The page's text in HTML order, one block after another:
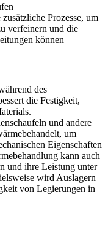
Prozesse, um
verfeinern und die
können
des
die Festigkeit,
und andere
um
Eigenschaften
kann auch
und ihre Leistung unter
wird Auslagern
von Legierungen in